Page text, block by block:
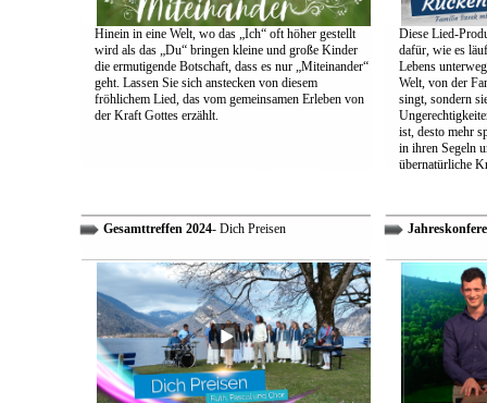
Hinein in eine Welt, wo das „Ich“ oft höher gestellt
wird als das „Du“ bringen kleine und große Kinder
die ermutigende Botschaft, dass es nur „Miteinander“
geht. Lassen Sie sich anstecken von diesem
fröhlichem Lied, das vom gemeinsamen Erleben von
der Kraft Gottes erzählt.
Diese Lied-
dafür, wie es
Lebens
Welt, von der
singt, sondern
ist, desto mehr
in ihren Segeln
übernatürliche
Gesamttreffen 2024- Dich Preisen